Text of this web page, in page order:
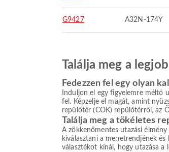
G9427 A32N-174Y
Találja meg a
Fedezzen fel egy olyan
Induljon el egy figyelemre méltó
fel. Képzelje el magát, amint
repülőtér (COK) repülőtérről, az
Találja meg a tökéletes
A zökkenőmentes utazási
kiválasztani a menetrendjének
választékot kínál, hogy utazása a